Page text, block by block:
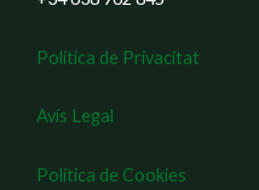
Política de Privacitat
Avís Legal
Política de Cookies